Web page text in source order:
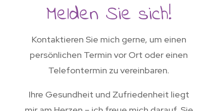
Melden Sie sich!
Kontaktieren Sie mich gerne, um einen
persönlichen Termin vor Ort oder einen
Telefontermin zu vereinbaren.
Ihre Gesundheit und Zufriedenheit liegt